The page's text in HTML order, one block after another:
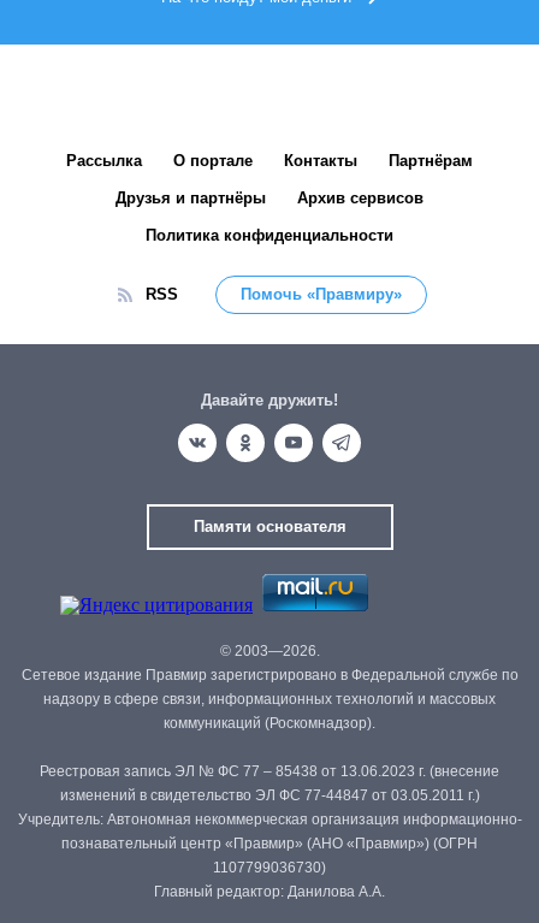
Рассылка О портале Контакты Партнёрам
Друзья и партнёры Архив сервисов
Политика конфиденциальности
RSS Помочь «Правмиру»
Давайте дружить!
Памяти основателя
© 2003—2026.
Сетевое издание Правмир зарегистрировано в Федеральной службе по
надзору в сфере связи, информационных технологий и массовых
коммуникаций (Роскомнадзор).
Реестровая запись ЭЛ № ФС 77 – 85438 от 13.06.2023 г. (внесение
изменений в свидетельство ЭЛ ФС 77-44847 от 03.05.2011 г.)
Учредитель: Автономная некоммерческая организация информационно-
познавательный центр «Правмир» (АНО «Правмир») (ОГРН
1107799036730)
Главный редактор: Данилова А.А.